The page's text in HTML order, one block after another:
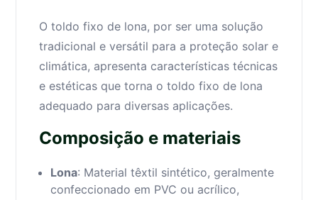
O toldo fixo de lona, por ser uma solução
tradicional e versátil para a proteção solar e
climática, apresenta características técnicas
e estéticas que torna o toldo fixo de lona
adequado para diversas aplicações.
Composição e materiais
Lona: Material têxtil sintético, geralmente
confeccionado em PVC ou acrílico,